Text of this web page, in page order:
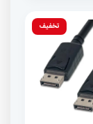
تخفیف